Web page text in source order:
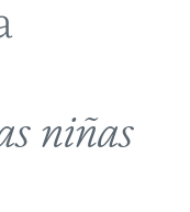
niñas